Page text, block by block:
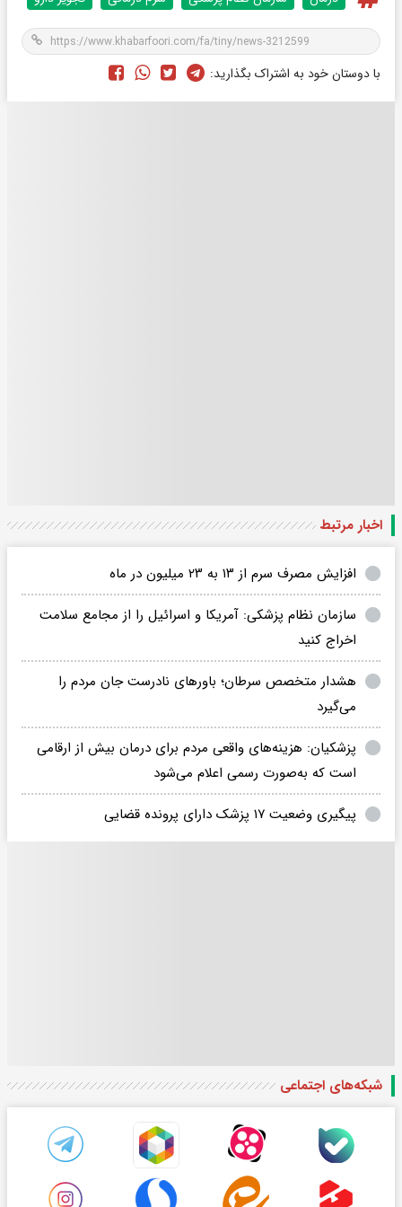
با دوستان خود به اشتراک بگذارید:
اخبار مرتبط
افزایش مصرف سرم از ۱۳ به ۲۳ میلیون در ماه
سازمان نظام پزشکی: آمریکا و اسرائیل را از مجامع سلامت
اخراج کنید
هشدار متخصص سرطان؛ باورهای نادرست جان مردم را
می‌گیرد
پزشکیان: هزینه‌های واقعی مردم برای درمان بیش از ارقامی
است که به‌صورت رسمی اعلام می‌شود
پیگیری وضعیت ۱۷ پزشک دارای پرونده قضایی
شبکه‌های اجتماعی